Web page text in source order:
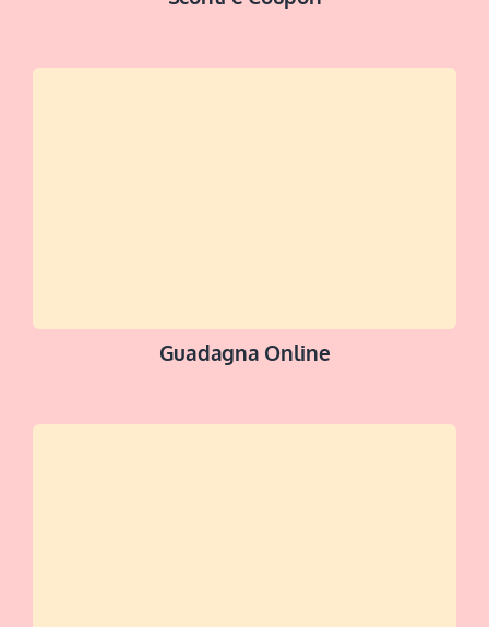
Guadagna Online